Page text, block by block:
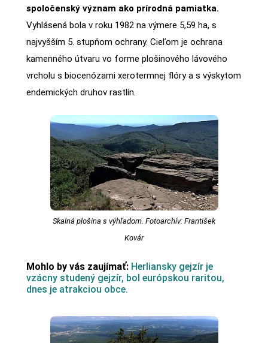
spoločenský význam ako prírodná pamiatka.
Vyhlásená bola v roku 1982 na výmere 5,59 ha, s
najvyšším 5. stupňom ochrany. Cieľom je ochrana
kamenného útvaru vo forme plošinového lávového
vrcholu s biocenózami xerotermnej flóry a s výskytom
endemických druhov rastlín.
Skalná plošina s výhľadom. Fotoarchív: František
Kovár
Mohlo by vás zaujímať: Herliansky gejzír je
vzácny studený gejzír, bol európskou raritou,
dnes je atrakciou obce.